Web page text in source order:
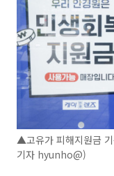
▲고유가 피해지원금
기자 hyunho@)